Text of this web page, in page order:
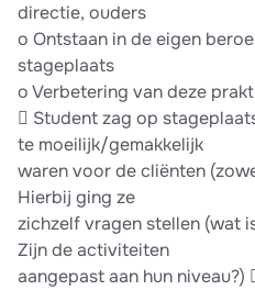
directie, ouders
o Ontstaan in de eigen
stageplaats
o Verbetering van deze
 Student zag op
te moeilijk/gemakkelijk
waren voor de cliënten
Hierbij ging ze
zichzelf vragen stellen (wat
Zijn de activiteiten
aangepast aan hun niveau?)